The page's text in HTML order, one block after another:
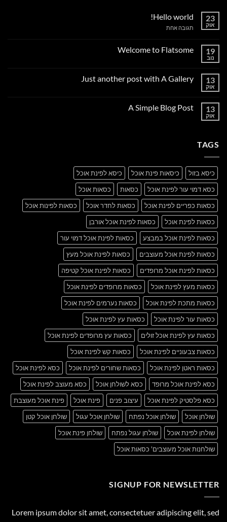
23
אוק
Hello world!
תגובה אחתעל
19
נוב
Welcome to Flatsome
Welcome
13
אוק
Just another post with A Gallery
Just
13
אוק
A Simple Blog Post
TAGS
כיסא בזול כיסאות פינת אוכל
כיסא לפינת אוכל
כסא דמוי עור לפינת אוכל
כסאות
כסאות אוכל
כסאות כפריים לפינת אוכל
כסאות לחדר אוכל
כסאות לפינות אוכל
כסאות לפינת אוכל
כסאות לפינת אוכל אורבן
כסאות לפינת אוכל במבצע
כסאות לפינת אוכל דמוי עור
כסאות לפינת אוכל מעוצבים
כסאות לפינת אוכל מעץ
כסאות לפינת אוכל מרופדים
כסאות לפינת אוכל קטיפה
כסאות מעץ לפינת אוכל
כסאות מרופדים לפינת אוכל
כסאות מתכת לפינת אוכל
כסאות נערמים לפינת אוכל
כסאות עור לפינת אוכל
כסאות עץ לפינת אוכל
כסאות עץ לפינת אוכל זולים
כסאות עץ מרופדים לפינת אוכל
כסאות צבעוניים לפינת אוכל
כסאות קש לפינת אוכל
כסאות ראטן לפינת אוכל
כסאות שחורים לפינת אוכל
כסא לפינת אוכל
כסא לפינת אוכל מרופד
כסא לשולחן אוכל
כסא מעוצב לפינת אוכל
כסא פלסטיק לפינת אוכל
עיצוב פנים פינת אוכל
פינת אוכל מעוצבת
שולחן אוכל
שולחן אוכל נפתח שולחן אוכל עגול
שולחן אוכל קטן
שולחן לפינת אוכל
שולחן עגול נפתח
שולחן פינת אוכל
שולחנות אוכל מעוצבים' כסאות אוכל
SIGNUP FOR NEWSLETTER
Lorem ipsum dolor sit amet, consectetuer adipiscing elit, sed